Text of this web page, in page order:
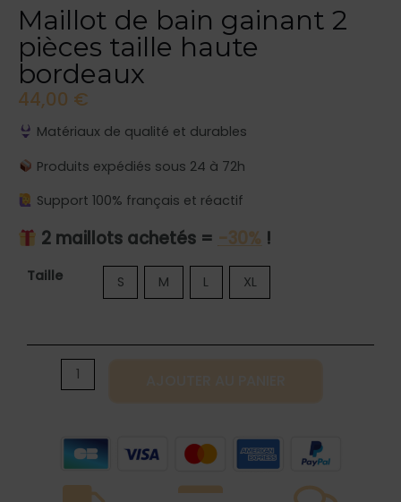
Maillot de bain gainant 2
pièces taille haute
bordeaux
44,00 €
Matériaux de qualité et durables
Produits expédiés sous 24 à 72h
Support 100% français et réactif
2 maillots achetés = -30% !
Taille S M L XL
quantité
de
gainant
pièces
haute